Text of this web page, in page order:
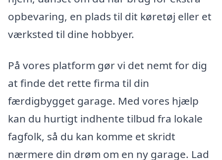
opbevaring, en plads til dit køretøj eller et
værksted til dine hobbyer.
På vores platform gør vi det nemt for dig
at finde det rette firma til din
færdigbygget garage. Med vores hjælp
kan du hurtigt indhente tilbud fra lokale
fagfolk, så du kan komme et skridt
nærmere din drøm om en ny garage. Lad